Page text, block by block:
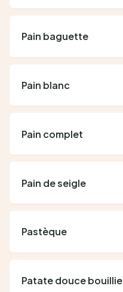
Pain baguette
Pain blanc
Pain complet
Pain de seigle
Pastèque
Patate douce bouillie